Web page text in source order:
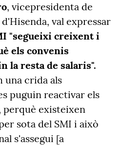
, vicepresidenta de
val expressar
"segueixi creixent i
els convenis
la resta de salaris".
una crida als
puguin reactivar els
perquè existeixen
sota del SMI i això
s'assegui [a